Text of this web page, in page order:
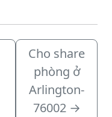
Cho share
phòng ở
Arlington-
76002 →